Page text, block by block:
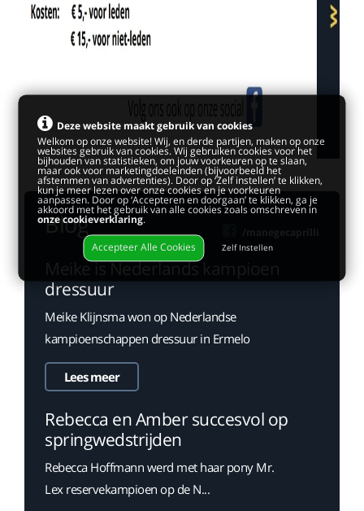
Blog
Meike is Nederlands kampioen
dressuur
Meike Klijnsma won op Nederlandse
kampioenschappen dressuur in Ermelo
Lees meer
Rebecca en Amber succesvol op
springwedstrijden
Rebecca Hoffmann werd met haar pony Mr.
Lex reservekampioen op de N...
Deze website maakt gebruik van cookies
Welkom op onze website! Wij, en derde partijen, maken op onze
websites gebruik van cookies. Wij gebruiken cookies voor het
bijhouden van statistieken, om jouw voorkeuren op te slaan,
maar ook voor marketingdoeleinden (bijvoorbeeld het
afstemmen van advertenties). Door op ‘Zelf instellen’ te klikken,
kun je meer lezen over onze cookies en je voorkeuren
aanpassen. Door op ‘Accepteren en doorgaan’ te klikken, ga je
akkoord met het gebruik van alle cookies zoals omschreven in
onze cookieverklaring.
Accepteer Alle Cookies Zelf Instellen